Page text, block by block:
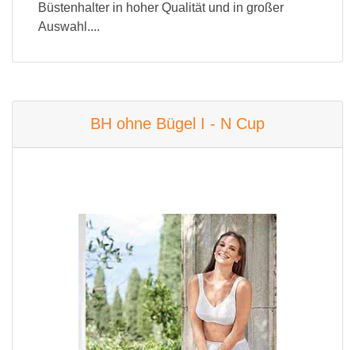
Büstenhalter in hoher Qualität und in großer
Auswahl....
BH ohne Bügel I - N Cup